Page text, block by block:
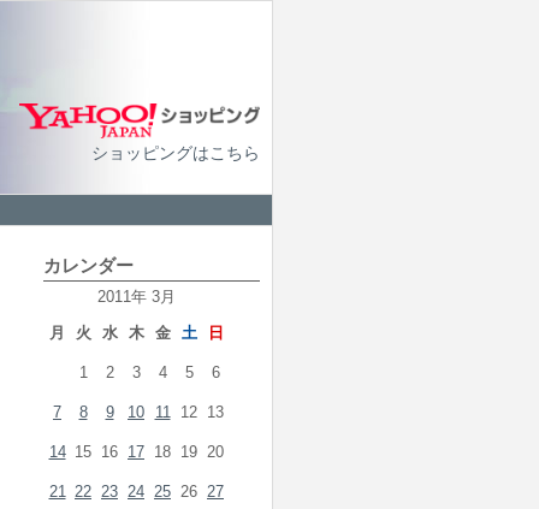
ショッピングはこちら
カレンダー
2011年 3月
月
火 水 木 金 土 日
1 2 3 4 5 6
7 8 9 10 11 12 13
14 15 16 17 18 19 20
21 22 23 24 25 26 27